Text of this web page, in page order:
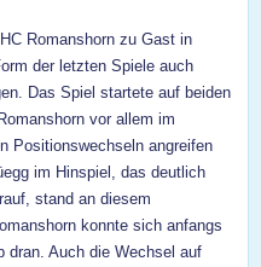
Romanshorn zu Gast in
der letzten Spiele auch
Das Spiel startete auf beiden
vor allem im
Positionswechseln angreifen
im Hinspiel, das deutlich
stand an diesem
konnte sich anfangs
dran. Auch die Wechsel auf